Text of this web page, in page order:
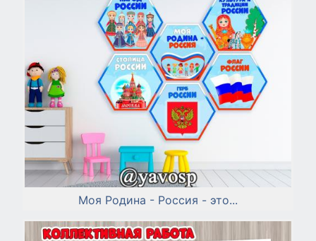
Моя Родина - Россия - это...